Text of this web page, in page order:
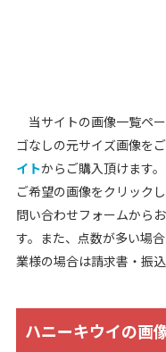
当サイトの画像一覧ペ
ゴなしの元サイズ画像を
イトからご購入頂けます
ご希望の画像をクリック
問い合わせフォームから
す。また、点数が多い場
業様の場合は請求書・振込
ハニーキウイの画